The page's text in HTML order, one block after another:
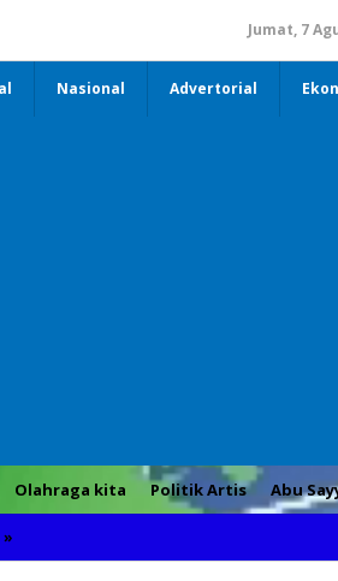
Jumat, 7
Nasional Advertorial
Olahraga kita Politik Artis Abu
»
Arinal